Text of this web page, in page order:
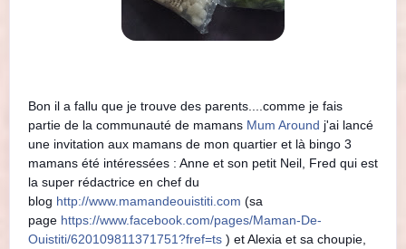
Bon il a fallu que je trouve des parents....comme je fais
partie de la communauté de mamans Mum Around j'ai lancé
une invitation aux mamans de mon quartier et là bingo 3
mamans été intéressées : Anne et son petit Neil, Fred qui est
la super rédactrice en chef du
blog http://www.mamandeouistiti.com (sa
page https://www.facebook.com/pages/Maman-De-
Ouistiti/620109811371751?fref=ts ) et Alexia et sa choupie,